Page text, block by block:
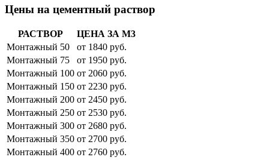
Цены на цементный раствор
РАСТВОР
ЦЕНА ЗА М3
Монтажный 50
от 1840 руб.
Монтажный 75
от 1950 руб.
Монтажный 100 от 2060 руб.
Монтажный 150 от 2230 руб.
Монтажный 200 от 2450 руб.
Монтажный 250 от 2530 руб.
Монтажный 300 от 2680 руб.
Монтажный 350 от 2700 руб.
Монтажный 400 от 2760 руб.